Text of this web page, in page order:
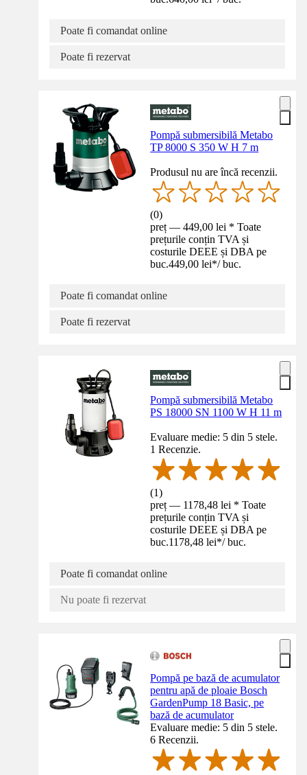
Poate fi comandat online
Poate fi rezervat
Pompă submersibilă Metabo
TP 8000 S 350 W H 7 m
Produsul nu are încă recenzii.
(0)
preț — 449,00 lei * Toate
prețurile conțin TVA și
costurile DEEE și DBA pe
buc.449,00 lei*/ buc.
Poate fi comandat online
Poate fi rezervat
Pompă submersibilă Metabo
PS 18000 SN 1100 W H 11 m
Evaluare medie: 5 din 5 stele.
1 Recenzie.
(1)
preț — 1178,48 lei * Toate
prețurile conțin TVA și
costurile DEEE și DBA pe
buc.1178,48 lei*/ buc.
Poate fi comandat online
Nu poate fi rezervat
Pompă pe bază de acumulator
pentru apă de ploaie Bosch
GardenPump 18 Basic, pe
bază de acumulator
Evaluare medie: 5 din 5 stele.
6 Recenzii.